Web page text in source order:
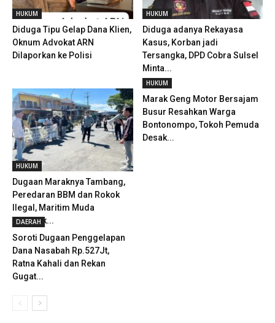
HUKUM
Diduga Tipu Gelap Dana Klien,
Oknum Advokat ARN
Dilaporkan ke Polisi
HUKUM
Diduga adanya Rekayasa
Kasus, Korban jadi
Tersangka, DPD Cobra Sulsel
Minta...
HUKUM
Dugaan Maraknya Tambang,
Peredaran BBM dan Rokok
Ilegal, Maritim Muda
Geruduk...
HUKUM
Marak Geng Motor Bersajam
Busur Resahkan Warga
Bontonompo, Tokoh Pemuda
Desak...
DAERAH
Soroti Dugaan Penggelapan
Dana Nasabah Rp.527Jt,
Ratna Kahali dan Rekan
Gugat...